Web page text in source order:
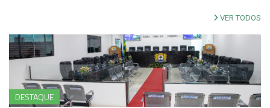
VER TODOS
DESTAQUE